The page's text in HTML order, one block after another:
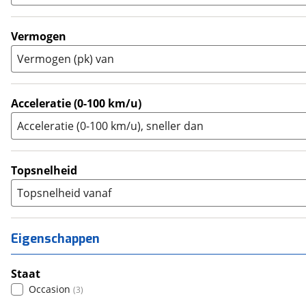
Touring Enduro
Trike (0)
Zijspan 0)
Vermogen
Vermogen (pk) van
Acceleratie (0-100 km/u)
Acceleratie (0-100 km/u), sneller dan
Topsnelheid
Topsnelheid vanaf
Eigenschappen
Staat
Occasion (3)